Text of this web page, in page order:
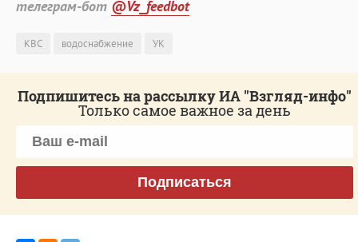
телеграм-бот @Vz_feedbot
КВС водоснабжение УК
Подпишитесь на рассылку ИА "Взгляд-инфо"
Только самое важное за день
Подписаться